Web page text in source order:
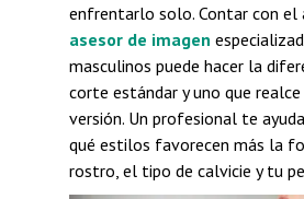
enfrentarlo solo. Contar con el
asesor de imagen
masculinos puede hacer la
corte estándar y uno que
versión. Un profesional te
qué estilos favorecen más la
rostro, el tipo de calvicie y tu